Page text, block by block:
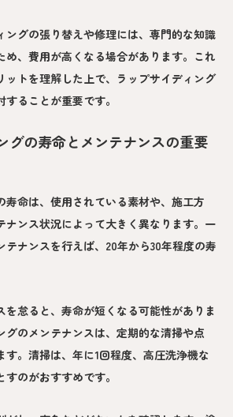
ングの張り替えや修理には、専門的な知識
め、費用が高くなる場合があります。これ
ットを理解した上で、ラップサイディング
ることが重要です。
グの寿命とメンテナンスの重要
寿命は、使用されている素材や、施工方
ナンス状況によって大きく異なります。一
テナンスを行えば、20年から30年程度の寿
を怠ると、寿命が短くなる可能性がありま
グのメンテナンスは、定期的な清掃や点
す。清掃は、年に1回程度、高圧洗浄機な
のがおすすめです。